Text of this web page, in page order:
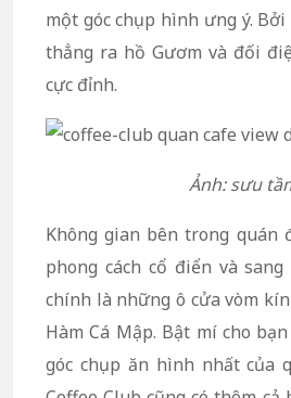
một góc chụp hình ưng ý.
thẳng ra hồ Gươm và đối
cực đỉnh.
Ảnh: sưu
Không gian bên trong quán
phong cách cổ điển và
chính là những ô cửa vòm
Hàm Cá Mập. Bật mí cho
góc chụp ăn hình nhất của